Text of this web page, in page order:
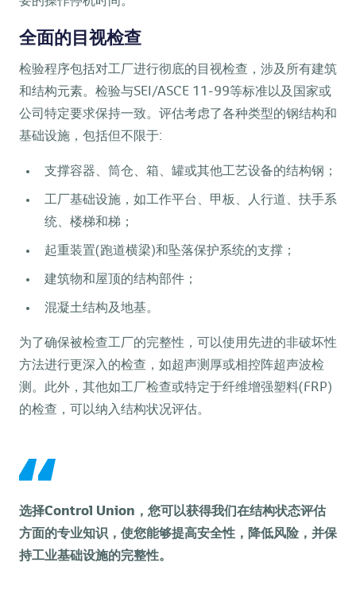
全面的目视检查
检验程序包括对工厂进行彻底的目视检查，涉及所有建筑
和结构元素。检验与SEI/ASCE 11-99等标准以及国家或
公司特定要求保持一致。评估考虑了各种类型的钢结构和
基础设施，包括但不限于:
支撑容器、筒仓、箱、罐或其他工艺设备的结构钢；
工厂基础设施，如工作平台、甲板、人行道、扶手系
统、楼梯和梯；
起重装置(跑道横梁)和坠落保护系统的支撑；
建筑物和屋顶的结构部件；
混凝土结构及地基。
为了确保被检查工厂的完整性，可以使用先进的非破坏性
方法进行更深入的检查，如超声测厚或相控阵超声波检
测。此外，其他如工厂检查或特定于纤维增强塑料(FRP)
的检查，可以纳入结构状况评估。
选择Control Union，您可以获得我们在结构状态评估
方面的专业知识，使您能够提高安全性，降低风险，并保
持工业基础设施的完整性。